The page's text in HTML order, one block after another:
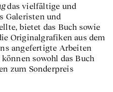
das vielfältige und
Galeristen und
bietet das Buch sowie
Originalgrafiken aus dem
angefertigte Arbeiten
sowohl das Buch
zum Sonderpreis